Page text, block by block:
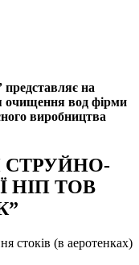
на
очищення вод фірми
виробництва
НІП ТОВ
стоків (в аеротенках)